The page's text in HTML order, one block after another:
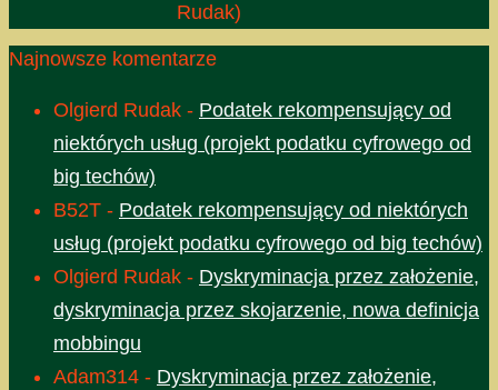
Rudak)
Najnowsze komentarze
Olgierd Rudak - Podatek rekompensujący od
niektórych usług (projekt podatku cyfrowego od
big techów)
B52T - Podatek rekompensujący od niektórych
usług (projekt podatku cyfrowego od big techów)
Olgierd Rudak - Dyskryminacja przez założenie,
dyskryminacja przez skojarzenie, nowa definicja
mobbingu
Adam314 - Dyskryminacja przez założenie,